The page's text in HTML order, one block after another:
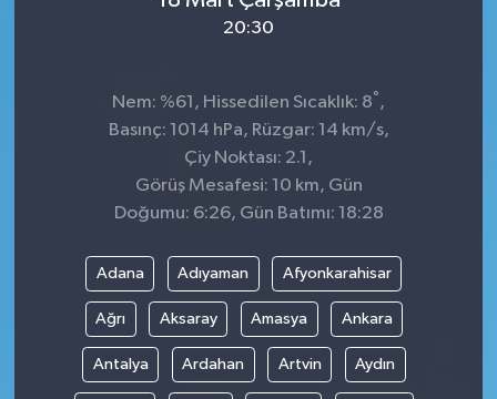
20:30
Nem: %61, Hissedilen Sıcaklık: 8° ,
Basınç: 1014 hPa, Rüzgar: 14 km/s,
Çiy Noktası: 2.1,
Görüş Mesafesi: 10 km, Gün
Doğumu: 6:26, Gün Batımı: 18:28
Adana Adıyaman Afyonkarahisar
Ağrı Aksaray Amasya Ankara
Antalya Ardahan Artvin Aydın